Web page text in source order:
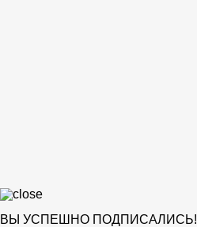
ВЫ УСПЕШНО ПОДПИСАЛИСЬ!